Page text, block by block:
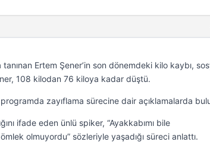
Ertem Şener’in son dönemdeki kilo kaybı,
108 kilodan 76 kiloya kadar düştü.
zayıflama sürecine dair açıklamalarda
ifade eden ünlü spiker, “Ayakkabımı bile
olmuyordu” sözleriyle yaşadığı süreci anlattı.